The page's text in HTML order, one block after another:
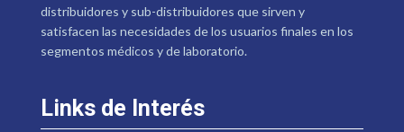
distribuidores y sub-distribuidores que sirven y
satisfacen las necesidades de los usuarios finales en los
segmentos médicos y de laboratorio.
Links de Interés